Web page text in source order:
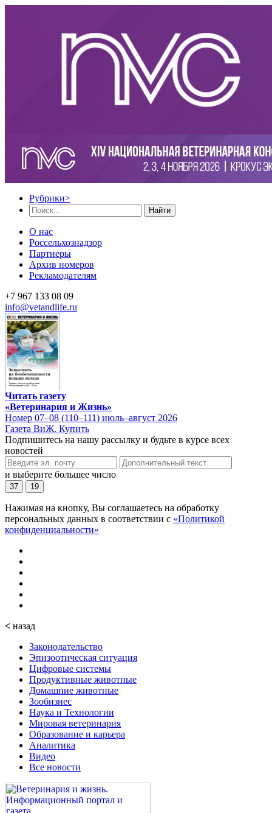
Рубрики>
Найти
О нас
Россельхознадзор
Партнеры
Архив номеров
Рекламодателям
+7 967 133 08 09
info@vetandlife.ru
Читать газету
«Ветеринария и Жизнь»
Номер 07–08 (110–111) июль–август 2026
Газета ВиЖ. Купить
Подпишитесь на нашу рассылку и будьте в курсе всех
новостей
и выберите большее число
37 19
Нажимая на кнопку, Вы соглашаетесь на обработку
персональных данных в соответствии с «Политикой
конфиденциальности»
< назад
Законодательство
Эпизоотическая ситуация
Цифровые системы
Продуктивные животные
Домашние животные
Зообизнес
Наука и Технологии
Мировая ветеринария
Образование и карьера
Аналитика
Видео
Все новости